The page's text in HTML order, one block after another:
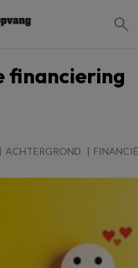
financiering
ACHTERGROND